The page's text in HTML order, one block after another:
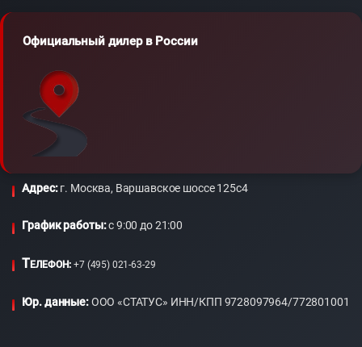
Официальный дилер в России
Адрес:г. Москва, Варшавское шоссе 125с4
График работы:c 9:00 до 21:00
ТЕЛЕФОН: +7 (495) 021-63-29
Юр. данные:ООО «СТАТУС» ИНН/КПП 9728097964/772801001